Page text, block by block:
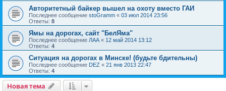
Авторитетный байкер вышел на охоту вместо ГАИ
Последнее сообщение stoGramm « 03 июл 2014 23:56
Ответы: 8
Ямы на дорогах, сайт "БелЯма"
Последнее сообщение ЛАА « 12 май 2014 13:12
Ответы: 4
Ситуация на дорогах в Минске! (будьте бдительны)
Последнее сообщение DEZ « 21 янв 2013 22:47
Ответы: 4
Новая тема